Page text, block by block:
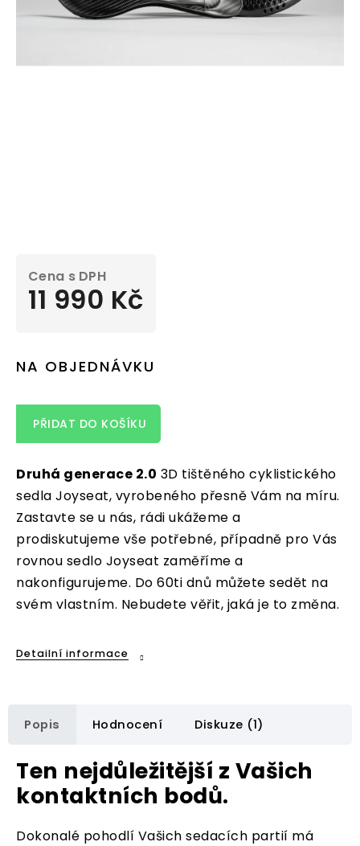
11 990 Kč
NA OBJEDNÁVKU
PŘIDAT DO KOŠÍKU
Druhá generace 2.0 3D tištěného cyklistického
sedla Joyseat, vyrobeného přesně Vám na míru.
Zastavte se u nás, rádi ukážeme a
prodiskutujeme vše potřebné, případně pro Vás
rovnou sedlo Joyseat zaměříme a
nakonfigurujeme. Do 60ti dnů můžete sedět na
svém vlastním. Nebudete věřit, jaká je to změna.
Detailní informace
Popis Hodnocení Diskuze (1)
Ten nejdůležitější z Vašich
kontaktních bodů.
Dokonalé pohodlí Vašich sedacích partií má